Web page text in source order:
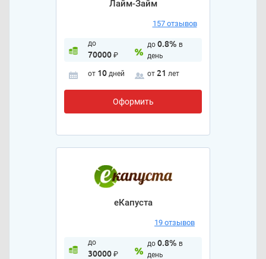
Лайм-Займ
157 отзывов
до
70000₽
до 0.8% в
день
от 10 дней от 21 лет
Оформить
еКапуста
19 отзывов
до
30000₽
до 0.8% в
день